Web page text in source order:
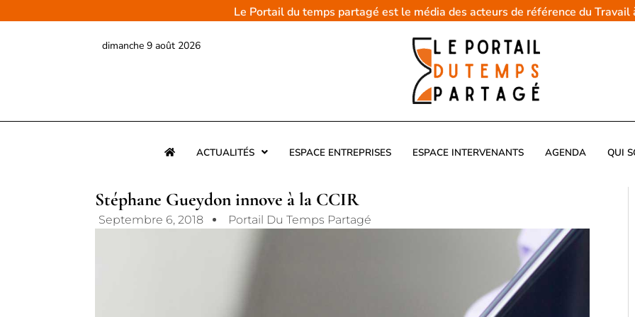
au
Le Portail du temps partagé est le média des acteurs de référence du
dimanche 9 août 2026
ACTUALITÉS ESPACE ENTREPRISES ESPACE INTERVENANTS AGENDA QUI
Stéphane Gueydon innove à la CCIR
Septembre 6, 2018 Portail Du Temps Partagé